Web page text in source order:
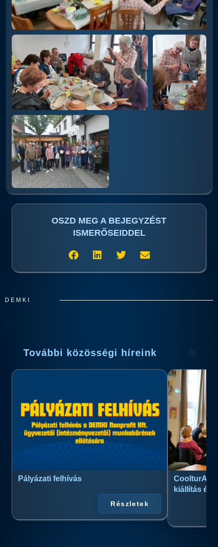
OSZD MEG A BEJEGYZÉST
ISMERŐSEIDDEL
DEMKI
További közösségi híreink
Pályázati felhívás
Részletek
kiállítás és